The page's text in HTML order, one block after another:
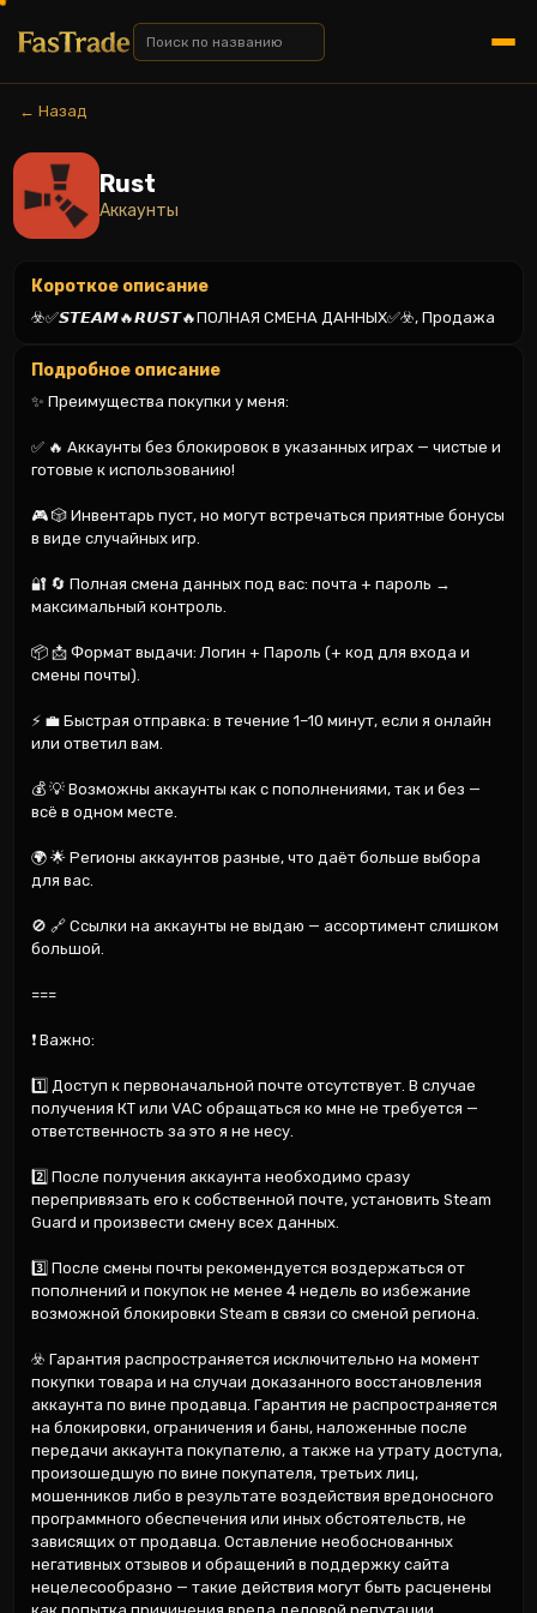
← Назад
Rust
Аккаунты
Короткое описание
☣️✅𝙎𝙏𝙀𝘼𝙈🔥𝙍𝙐𝙎𝙏🔥ПОЛНАЯ СМЕНА ДАННЫХ✅☣️, Продажа
Подробное описание
✨ Преимущества покупки у меня:
✅ 🔥 Аккаунты без блокировок в указанных играх — чистые и
готовые к использованию!
🎮 🎲 Инвентарь пуст, но могут встречаться приятные бонусы
в виде случайных игр.
🔐 🔄 Полная смена данных под вас: почта + пароль →
максимальный контроль.
📦 📩 Формат выдачи: Логин + Пароль (+ код для входа и
смены почты).
⚡ 💼 Быстрая отправка: в течение 1–10 минут, если я онлайн
или ответил вам.
💰 💡 Возможны аккаунты как с пополнениями, так и без —
всё в одном месте.
🌍 🌟 Регионы аккаунтов разные, что даёт больше выбора
для вас.
🚫 🔗 Ссылки на аккаунты не выдаю — ассортимент слишком
большой.
===
❗ Важно:
1️⃣ Доступ к первоначальной почте отсутствует. В случае
получения КТ или VAC обращаться ко мне не требуется —
ответственность за это я не несу.
2️⃣ После получения аккаунта необходимо сразу
перепривязать его к собственной почте, установить Steam
Guard и произвести смену всех данных.
3️⃣ После смены почты рекомендуется воздержаться от
пополнений и покупок не менее 4 недель во избежание
возможной блокировки Steam в связи со сменой региона.
☣️ Гарантия распространяется исключительно на момент
покупки товара и на случаи доказанного восстановления
аккаунта по вине продавца. Гарантия не распространяется
на блокировки, ограничения и баны, наложенные после
передачи аккаунта покупателю, а также на утрату доступа,
произошедшую по вине покупателя, третьих лиц,
мошенников либо в результате воздействия вредоносного
программного обеспечения или иных обстоятельств, не
зависящих от продавца. Оставление необоснованных
негативных отзывов и обращений в поддержку сайта
нецелесообразно — такие действия могут быть расценены